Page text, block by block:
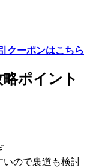
クーポンはこちら
ポイント
いので裏道も検討